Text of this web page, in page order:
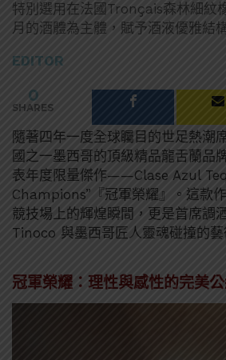
特別選用在法國Tronçais森林細紋
月的酒體為主體，賦予酒液優雅結
EDITOR
0
SHARES
隨著四年一度全球矚目的世足熱潮
國之一墨西哥的頂級精品龍舌蘭品
表年度限量傑作——Clase Azul
Champions”『冠軍榮耀』。這款
競技場上的輝煌瞬間，更是首席調
Tinoco 與墨西哥匠人靈魂碰撞的藝
冠軍榮耀：理性與感性的完美